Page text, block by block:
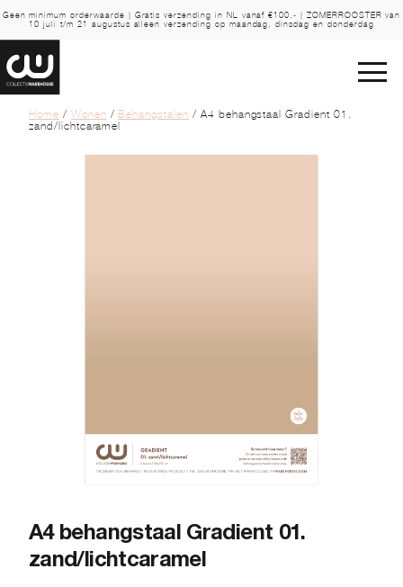
Geen minimum orderwaarde | Gratis verzending in NL vanaf €100,- | ZOMERROOSTER van
10 juli t/m 21 augustus alleen verzending op maandag, dinsdag en donderdag
Home / Wonen / Behangstalen / A4 behangstaal Gradient 01.
zand/lichtcaramel
A4 behangstaal Gradient 01.
zand/lichtcaramel